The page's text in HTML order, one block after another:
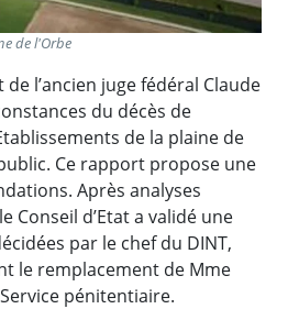
de l'Orbe
l’ancien juge fédéral Claude
du décès de
de la plaine de
Ce rapport propose une
Après analyses
Conseil d’Etat a validé une
par le chef du DINT,
le remplacement de Mme
pénitentiaire.